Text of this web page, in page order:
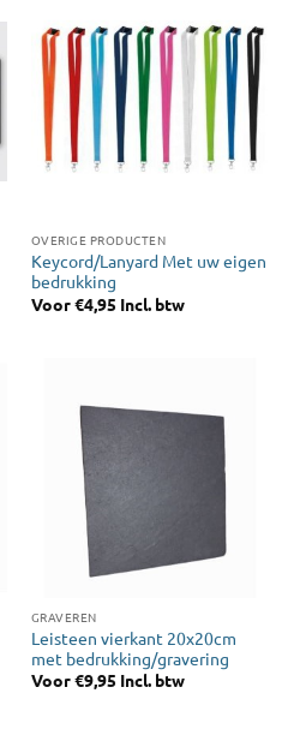
OVERIGE PRODUCTEN
Keycord/Lanyard Met uw eigen
bedrukking
Voor€4,95 Incl. btw
GRAVEREN
Leisteen vierkant 20x20cm
met bedrukking/gravering
Voor€9,95 Incl. btw